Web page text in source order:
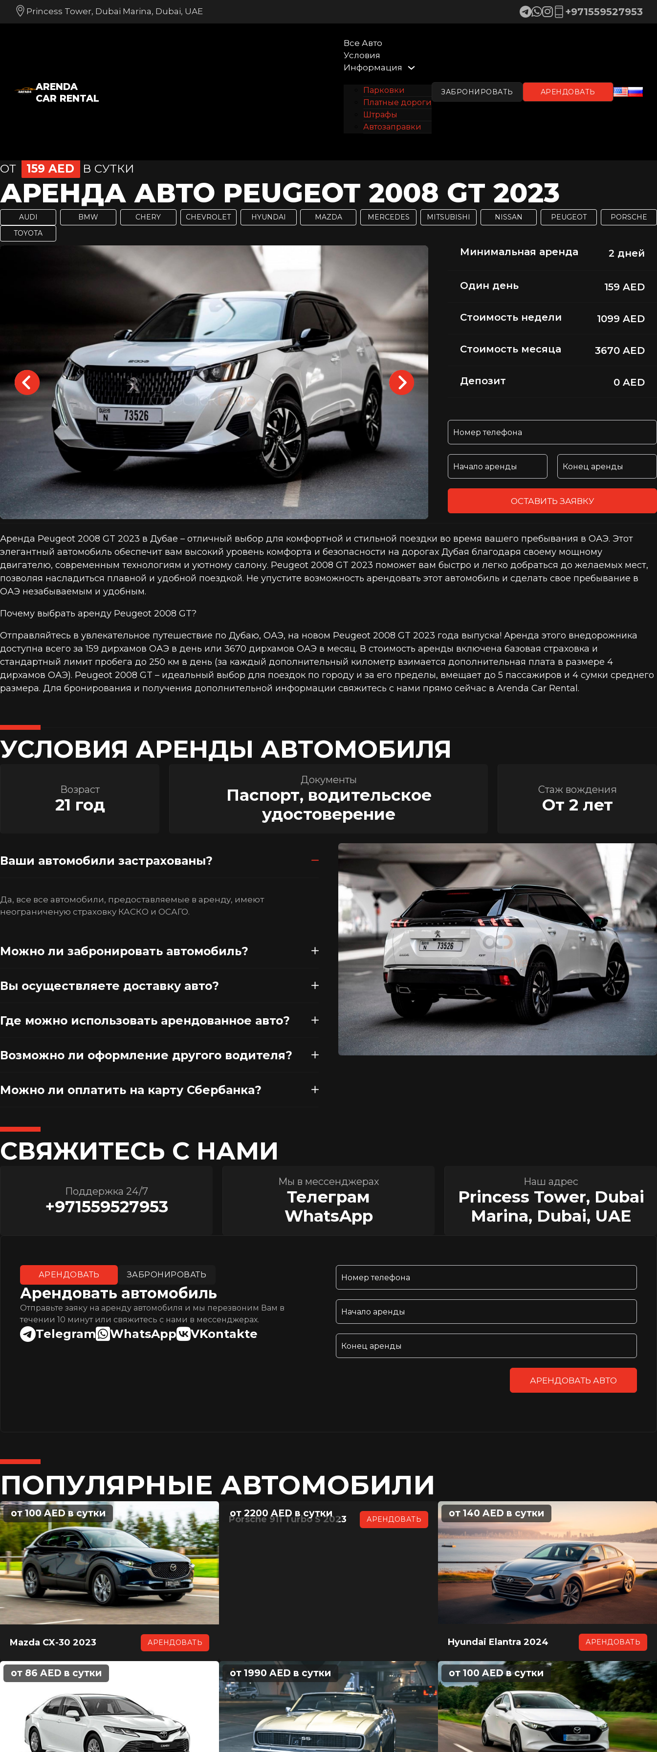
Princess Tower, Dubai Marina, Dubai, UAE +971559527953
ARENDA
CAR RENTAL
Все Авто
Условия
Информация
Парковки
Платные дороги
Штрафы
Автозаправки
Контакты
ЗАБРОНИРОВАТЬ АРЕНДОВАТЬ
АРЕНДА АВТО PEUGEOT 2008 GT 2023
ОТ 159 AED В СУТКИ
AUDI BMW CHERY CHEVROLET HYUNDAI MAZDA MERCEDES MITSUBISHI NISSAN PEUGEOT
PORSCHE
TOYOTA
Минимальная аренда 2 дней
Один день 159 AED
Стоимость недели 1099 AED
Стоимость месяца 3670 AED
Депозит 0 AED
ОСТАВИТЬ ЗАЯВКУ
Аренда Peugeot 2008 GT 2023 в Дубае – отличный выбор для комфортной и стильной поездки во время вашего пребывания в ОАЭ. Этот
элегантный автомобиль обеспечит вам высокий уровень комфорта и безопасности на дорогах Дубая благодаря своему мощному
двигателю, современным технологиям и уютному салону. Peugeot 2008 GT 2023 поможет вам быстро и легко добраться до желаемых мест,
позволяя насладиться плавной и удобной поездкой. Не упустите возможность арендовать этот автомобиль и сделать свое пребывание в
ОАЭ незабываемым и удобным.
Почему выбрать аренду Peugeot 2008 GT?
Отправляйтесь в увлекательное путешествие по Дубаю, ОАЭ, на новом Peugeot 2008 GT 2023 года выпуска! Аренда этого внедорожника
доступна всего за 159 дирхамов ОАЭ в день или 3670 дирхамов ОАЭ в месяц. В стоимость аренды включена базовая страховка и
стандартный лимит пробега до 250 км в день (за каждый дополнительный километр взимается дополнительная плата в размере 4
дирхамов ОАЭ). Peugeot 2008 GT – идеальный выбор для поездок по городу и за его пределы, вмещает до 5 пассажиров и 4 сумки среднего
размера. Для бронирования и получения дополнительной информации свяжитесь с нами прямо сейчас в Arenda Car Rental.
УСЛОВИЯ АРЕНДЫ АВТОМОБИЛЯ
Возраст
21 год
Документы
Паспорт, водительское
удостоверение
Стаж вождения
От 2 лет
Ваши автомобили застрахованы?
Да, все все автомобили, предоставляемые в аренду, имеют
неограниченую страховку КАСКО и ОСАГО.
Можно ли забронировать автомобиль?
Вы осуществляете доставку авто?
Где можно использовать арендованное авто?
Возможно ли оформление другого водителя?
Можно ли оплатить на карту Сбербанка?
СВЯЖИТЕСЬ С НАМИ
Поддержка 24/7
+971559527953
Мы в мессенджерах
Телеграм
WhatsApp
Наш адрес
Princess Tower, Dubai
Marina, Dubai, UAE
АРЕНДОВАТЬ ЗАБРОНИРОВАТЬ
Арендовать автомобиль
Отправьте заяку на аренду автомобиля и мы перезвоним Вам в
течении 10 минут или свяжитесь с нами в мессенджерах.
Telegram WhatsApp VKontakte
АРЕНДОВАТЬ АВТО
ПОПУЛЯРНЫЕ АВТОМОБИЛИ
Mazda CX-30 2023 АРЕНДОВАТЬ
от 100 AED в сутки
Porsche 911 Turbo S 2023 АРЕНДОВАТЬ
от 2200 AED в сутки
Hyundai Elantra 2024 АРЕНДОВАТЬ
от 140 AED в сутки
от 86 AED в сутки от 1990 AED в сутки от 100 AED в сутки